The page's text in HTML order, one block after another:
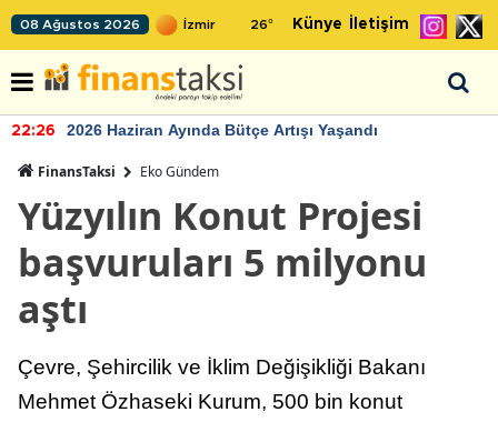
08 Ağustos 2026 26° Künye İletişim
22:26 2026 Haziran Ayında Bütçe Artışı Yaşandı
FinansTaksi Eko Gündem
Yüzyılın Konut Projesi
başvuruları 5 milyonu
aştı
Çevre, Şehircilik ve İklim Değişikliği Bakanı
Mehmet Özhaseki Kurum, 500 bin konut